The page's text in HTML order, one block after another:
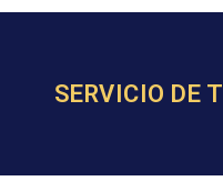
SERVICIO DE